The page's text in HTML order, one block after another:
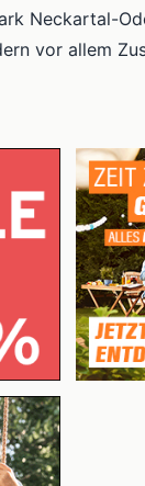
Neckartal-
vor allem